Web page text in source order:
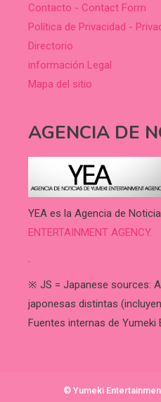
Contacto - Contact Form
Política de Privacidad -
Directorio
información Legal
Mapa del sitio
AGENCIA DE
YEA es la Agencia de
ENTERTAINMENT AGENCY.
.
※ JS = Japanese sources:
japonesas distintas
Fuentes internas de Yumeki
© Yumeki